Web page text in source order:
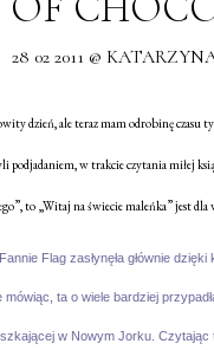
28 02 2011 @
dzień, ale teraz mam odrobinę czasu
podjadaniem, w trakcie czytania miłej
to „Witaj na świecie maleńka” jest dla
Flag zasłynęła głównie dzięki
ta o wiele bardziej
w Nowym Jorku.